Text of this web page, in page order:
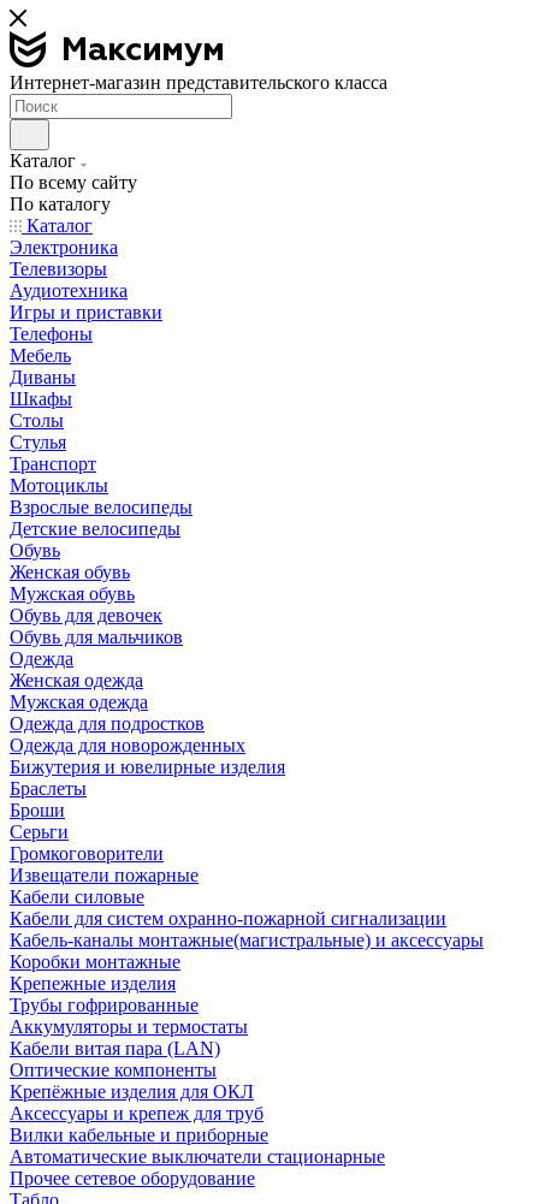
Интернет-магазин представительского класса
Каталог
По всему сайту
По каталогу
Каталог
Электроника
Телевизоры
Аудиотехника
Игры и приставки
Телефоны
Мебель
Диваны
Шкафы
Столы
Стулья
Транспорт
Мотоциклы
Взрослые велосипеды
Детские велосипеды
Обувь
Женская обувь
Мужская обувь
Обувь для девочек
Обувь для мальчиков
Одежда
Женская одежда
Мужская одежда
Одежда для подростков
Одежда для новорожденных
Бижутерия и ювелирные изделия
Браслеты
Броши
Серьги
Громкоговорители
Извещатели пожарные
Кабели силовые
Кабели для систем охранно-пожарной сигнализации
Кабель-каналы монтажные(магистральные) и аксессуары
Коробки монтажные
Крепежные изделия
Трубы гофрированные
Аккумуляторы и термостаты
Кабели витая пара (LAN)
Оптические компоненты
Крепёжные изделия для ОКЛ
Аксессуары и крепеж для труб
Вилки кабельные и приборные
Автоматические выключатели стационарные
Прочее сетевое оборудование
Табло